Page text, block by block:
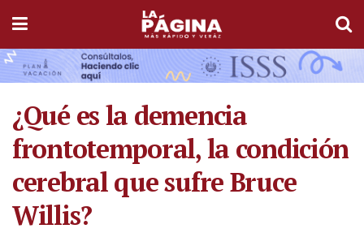
¿Qué es la demencia
frontotemporal, la condición
cerebral que sufre Bruce
Willis?